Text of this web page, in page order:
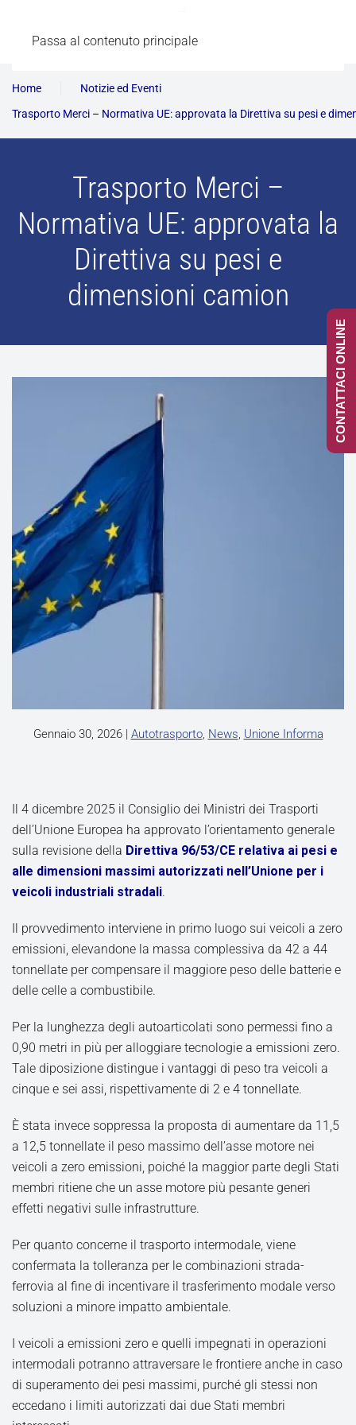
Passa al contenuto principale
Home
Notizie ed Eventi
Trasporto Merci – Normativa UE: approvata la Direttiva su pesi e
Trasporto Merci –
Normativa UE: approvata la
Direttiva su pesi e
dimensioni camion
Gennaio 30, 2026| Autotrasporto, News, Unione Informa
Il 4 dicembre 2025 il Consiglio dei Ministri dei Trasporti
dell’Unione Europea ha approvato l’orientamento generale
sulla revisione della Direttiva 96/53/CE relativa ai pesi e
alle dimensioni massimi autorizzati nell’Unione per i
veicoli industriali stradali.
Il provvedimento interviene in primo luogo sui veicoli a zero
emissioni, elevandone la massa complessiva da 42 a 44
tonnellate per compensare il maggiore peso delle batterie e
delle celle a combustibile.
Per la lunghezza degli autoarticolati sono permessi fino a
0,90 metri in più per alloggiare tecnologie a emissioni zero.
Tale diposizione distingue i vantaggi di peso tra veicoli a
cinque e sei assi, rispettivamente di 2 e 4 tonnellate.
È stata invece soppressa la proposta di aumentare da 11,5
a 12,5 tonnellate il peso massimo dell’asse motore nei
veicoli a zero emissioni, poiché la maggior parte degli Stati
membri ritiene che un asse motore più pesante generi
effetti negativi sulle infrastrutture.
Per quanto concerne il trasporto intermodale, viene
confermata la tolleranza per le combinazioni strada-
ferrovia al fine di incentivare il trasferimento modale verso
soluzioni a minore impatto ambientale.
I veicoli a emissioni zero e quelli impegnati in operazioni
intermodali potranno attraversare le frontiere anche in caso
di superamento dei pesi massimi, purché gli stessi non
eccedano i limiti autorizzati dai due Stati membri
CONTATTACI ONLINE